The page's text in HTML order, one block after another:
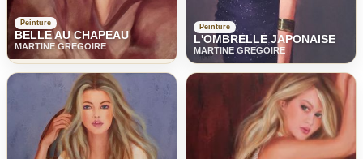
Peinture
BELLE AU CHAPEAU
MARTINE GREGOIRE
Peinture
L'OMBRELLE JAPONAISE
MARTINE GREGOIRE